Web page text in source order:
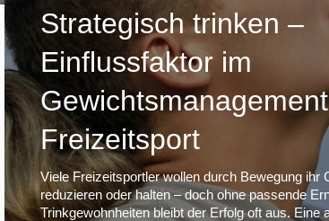
Strategisch trinken –
Einflussfaktor im
Freizeitsport
Viele Freizeitsportler wollen durch Bewegung ihr
reduzieren oder halten – doch ohne passende
Trinkgewohnheiten bleibt der Erfolg oft aus. Eine